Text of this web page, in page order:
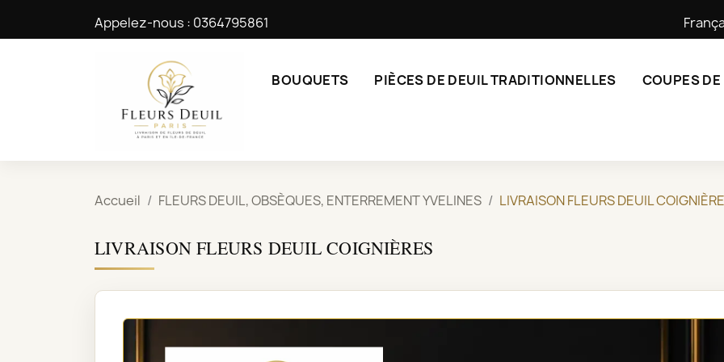
Appelez-nous : 0364795861
BOUQUETS PIÈCES DE DEUIL TRADITIONNELLES COUPES
Accueil FLEURS DEUIL, OBSÈQUES, ENTERREMENT YVELINES LIVRAISON FLEURS DEUIL
LIVRAISON FLEURS DEUIL COIGNIÈRES